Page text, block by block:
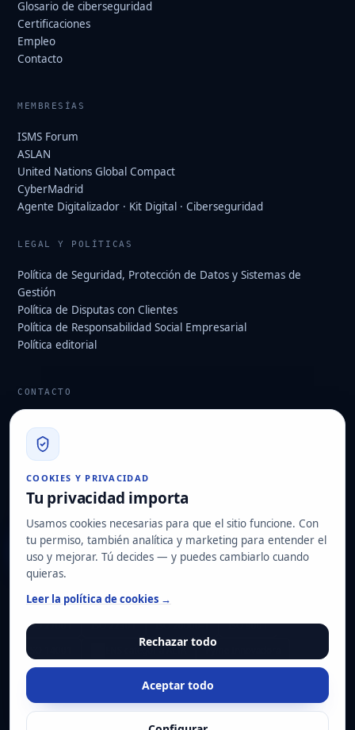
COOKIES Y PRIVACIDAD
Tu privacidad importa
Usamos cookies necesarias para que el sitio funcione. Con
tu permiso, también analítica y marketing para entender el
uso y mejorar. Tú decides — y puedes cambiarlo cuando
quieras.
Leer la política de cookies →
Rechazar todo
Aceptar todo
Glosario de ciberseguridad
Certificaciones
Empleo
Contacto
MEMBRESÍAS
ISMS Forum
ASLAN
United Nations Global Compact
CyberMadrid
Agente Digitalizador · Kit Digital · Ciberseguridad
LEGAL Y POLÍTICAS
Política de Seguridad, Protección de Datos y Sistemas de
Gestión
Política de Disputas con Clientes
Política de Responsabilidad Social Empresarial
Política editorial
CONTACTO
910 139 827
Oficina operativa y fiscal: Avenida Juan Caramuel, 1 · Parque
Tecnológico de Leganés
Domicilio social: Las Rozas de Madrid
Solicitar diagnóstico
NUESTRAS CERTIFICACIONES
ISO 27001 ISO 22301 ISO 20000-1 ISO 9001
ISO 14001